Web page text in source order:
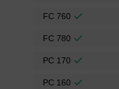
FC 760
FC 780
PC 170
PC 160